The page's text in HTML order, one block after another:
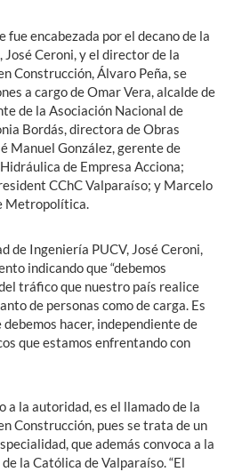
fue encabezada por el decano de la
Ceroni, y el director de la
Construcción, Álvaro Peña, se
a cargo de Omar Vera, alcalde de
de la Asociación Nacional de
Bordás, directora de Obras
Manuel González, gerente de
de Empresa Acciona;
CChC Valparaíso; y Marcelo
Metropolítica.
de Ingeniería PUCV, José Ceroni,
indicando que “debemos
tráfico que nuestro país realice
de personas como de carga. Es
hacer, independiente de
que estamos enfrentando con
a la autoridad, es el llamado de la
Construcción, pues se trata de un
que además convoca a la
la Católica de Valparaíso. “El